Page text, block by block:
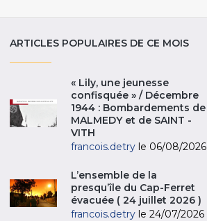
ARTICLES POPULAIRES DE CE MOIS
« Lily, une jeunesse
confisquée » / Décembre
1944 : Bombardements de
MALMEDY et de SAINT -
VITH
francois.detry le 06/08/2026
L’ensemble de la
presqu’île du Cap-Ferret
évacuée ( 24 juillet 2026 )
francois.detry le 24/07/2026